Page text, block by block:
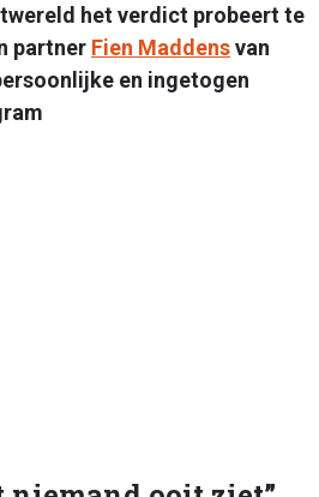
het verdict probeert te
partner Fien Maddensvan
en ingetogen